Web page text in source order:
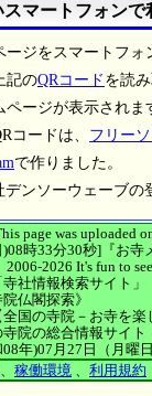
マートフォンで
ージをスマートフォ
記のQRコード を読
ページが表示されま
コードは、 フリー
で作りました。
デンソーウェーブの
page was uploaded
)08時33分30秒] 『お
2006-2026 It's fun to see
寺社情報検索サイト」
仏閣探索》
全国の寺院－お寺を楽
寺院の総合情報サイト
年)07月27日（月曜
、 稼働環境 、 利用規約